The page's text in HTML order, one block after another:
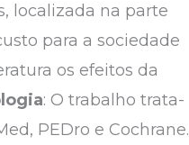
localizada na parte
para a sociedade
os efeitos da
: O trabalho trata-
PEDro e Cochrane.